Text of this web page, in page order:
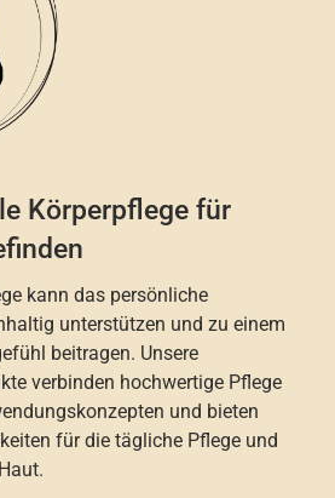
Körperpflege für
kann das persönliche
unterstützen und zu einem
beitragen. Unsere
verbinden hochwertige Pflege
und bieten
für die tägliche Pflege und